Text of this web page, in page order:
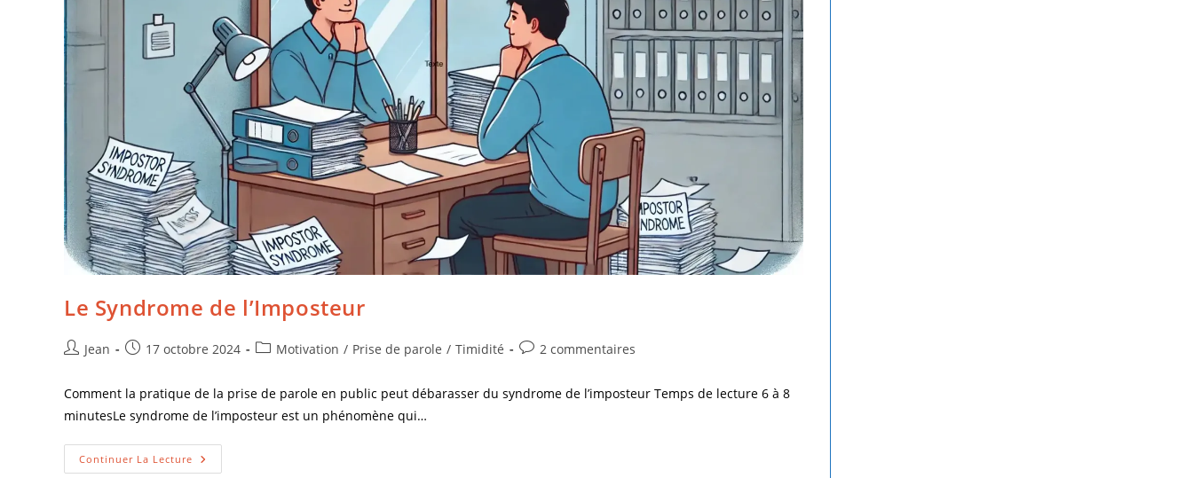
Le Syndrome de l’Imposteur
Jean 17 octobre 2024 Motivation / Prise de parole / Timidité 2 commentaires
Comment la pratique de la prise de parole en public peut débarasser du syndrome de l’imposteur Temps de lecture 6 à 8
minutesLe syndrome de l’imposteur est un phénomène qui…
Continuer La Lecture